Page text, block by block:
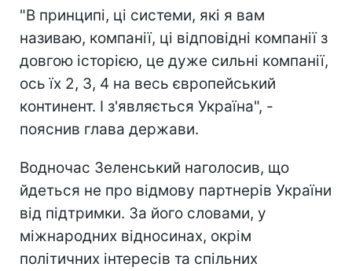
"В принципі, ці системи, які я вам
називаю, компанії, ці відповідні компанії з
довгою історією, це дуже сильні компанії,
ось їх 2, 3, 4 на весь європейський
континент. І з'являється Україна", -
пояснив глава держави.
Водночас Зеленський наголосив, що
йдеться не про відмову партнерів України
від підтримки. За його словами, у
міжнародних відносинах, окрім
політичних інтересів та спільних